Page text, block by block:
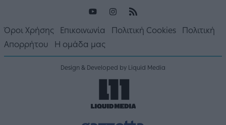
Όροι Χρήσης Επικοινωνία Πολιτική Cookies
Πολιτική
Απορρήτου
Η ομάδα μας
Design & Developed by Liquid Media